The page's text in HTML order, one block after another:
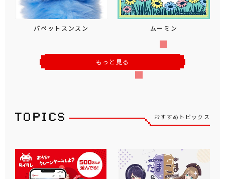
パペットスンスン ムーミン
もっと見る
おすすめトピックス